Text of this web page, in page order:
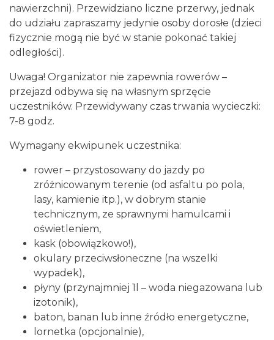
Kult – Pomarańczowa Trasa 2026
Katowice
Myslovitz - Sentymentalny powrót do lat
2000
Katowice
2026-11-15
19.54 km
nawierzchni). Przewidziano liczne przerwy, jednak
do udziału zapraszamy jedynie osoby dorosłe (dzieci
fizycznie mogą nie być w stanie pokonać takiej
odległości).
Uwaga! Organizator nie zapewnia rowerów –
przejazd odbywa się na własnym sprzęcie
uczestników. Przewidywany czas trwania wycieczki:
7-8 godz.
Wymagany ekwipunek uczestnika:
rower – przystosowany do jazdy po
zróżnicowanym terenie (od asfaltu po pola,
lasy, kamienie itp.), w dobrym stanie
technicznym, ze sprawnymi hamulcami i
oświetleniem,
kask (obowiązkowo!),
okulary przeciwsłoneczne (na wszelki
wypadek),
płyny (przynajmniej 1l – woda niegazowana lub
izotonik),
baton, banan lub inne źródło energetyczne,
lornetka (opcjonalnie),